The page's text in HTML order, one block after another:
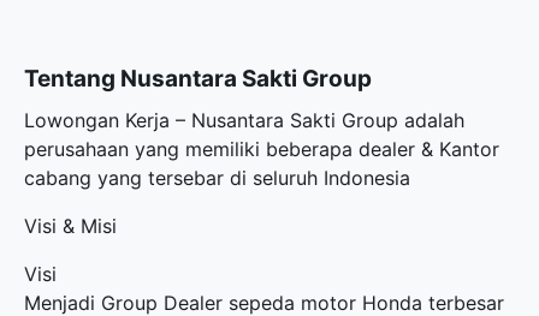
Tentang Nusantara Sakti Group
Lowongan Kerja – Nusantara Sakti Group adalah
perusahaan yang memiliki beberapa dealer & Kantor
cabang yang tersebar di seluruh Indonesia
Visi & Misi
Visi
Menjadi Group Dealer sepeda motor Honda terbesar